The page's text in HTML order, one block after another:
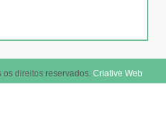
direitos reservados. Criative Web